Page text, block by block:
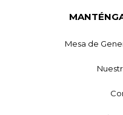
Mesa de